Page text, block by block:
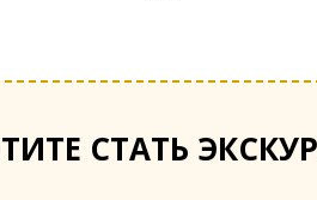
СТАТЬ